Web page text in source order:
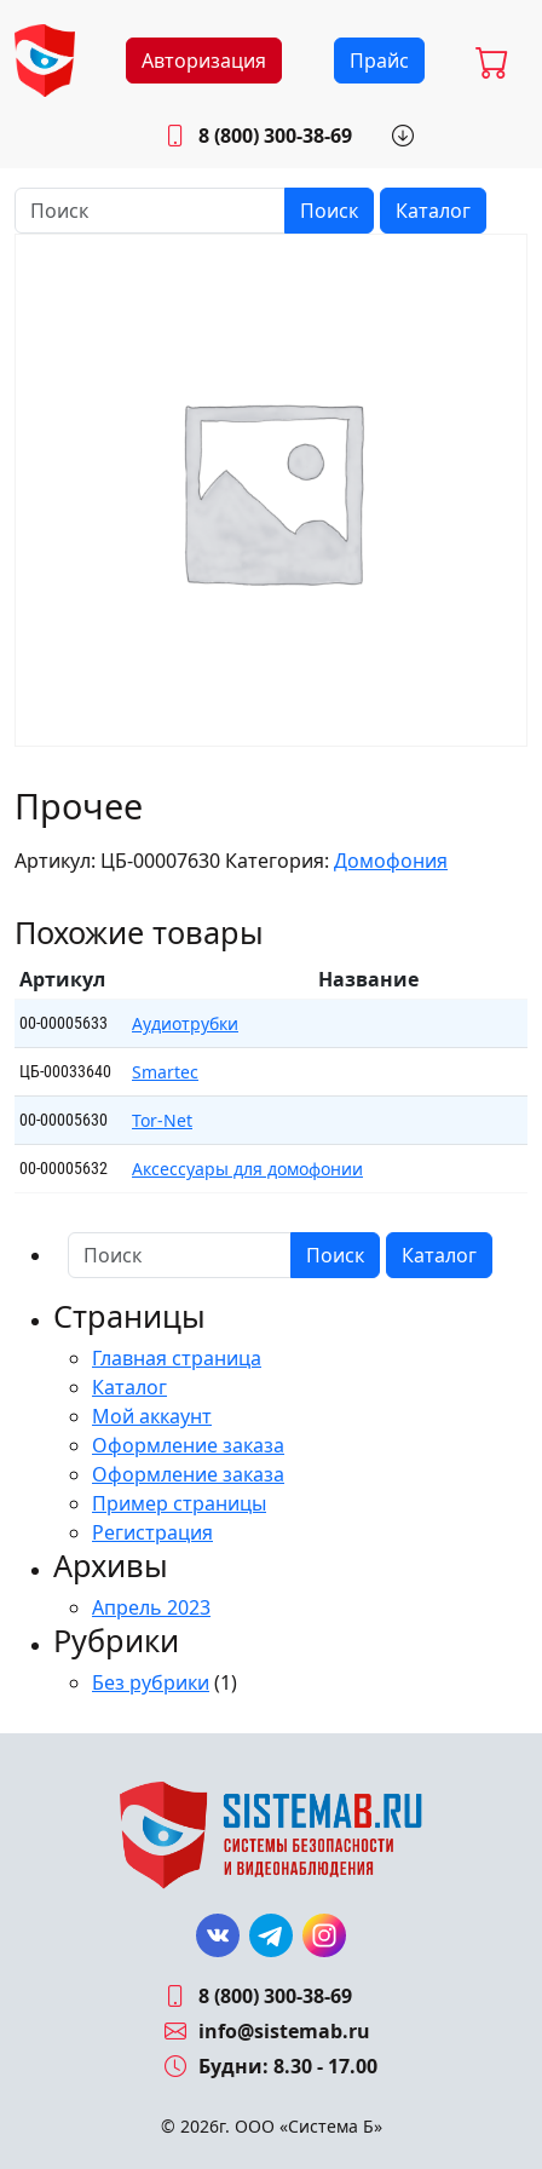
Авторизация Прайс
8 (800) 300-38-69
Будни: 8.30 - 17.00
Поиск Каталог
Прочее
Артикул: ЦБ-00007630 Категория: Домофония
Похожие товары
Артикул Название
00-00005633 Аудиотрубки
ЦБ-00033640 Smartec
00-00005630 Tor-Net
00-00005632 Аксессуары для домофонии
Поиск Каталог
Страницы
Главная страница
Каталог
Мой аккаунт
Оформление заказа
Оформление заказа
Пример страницы
Регистрация
Архивы
Апрель 2023
Рубрики
Без рубрики (1)
8 (800) 300-38-69
info@sistemab.ru
Будни: 8.30 - 17.00
© 2026г. ООО «Система Б»